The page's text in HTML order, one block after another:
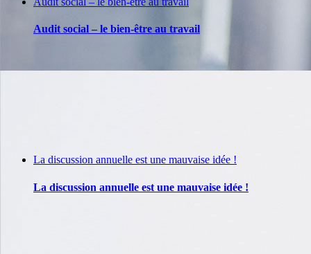
Audit social – le bien-être au travail
La discussion annuelle est une mauvaise idée !
La discussion annuelle est une mauvaise idée !